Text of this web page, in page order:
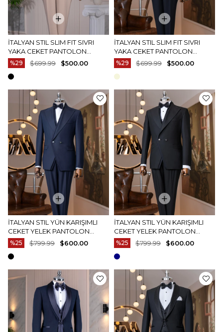
İTALYAN STIL SLIM FIT SIVRI
YAKA CEKET PANTOLON
DAMATLIK SET BEJ T14880
%29 $500.00
$699.99
İTALYAN STIL SLIM FIT SIVRI
YAKA CEKET PANTOLON
DAMATLIK SET SIYAH T14881
%29 $500.00
$699.99
İTALYAN STIL YÜN KARIŞIMLI
CEKET YELEK PANTOLON
DAMATLIK SET LACIVERT
T14882
%25 $600.00
$799.99
İTALYAN STIL YÜN KARIŞIMLI
CEKET YELEK PANTOLON
DAMATLIK SET SIYAH T14883
%25 $600.00
$799.99